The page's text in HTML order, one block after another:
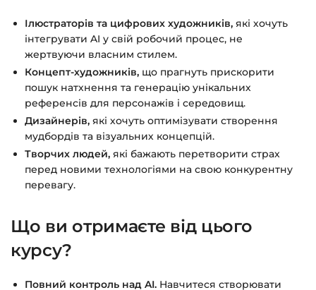
Ілюстраторів та цифрових художників, які хочуть
інтегрувати AI у свій робочий процес, не
жертвуючи власним стилем.
Концепт-художників, що прагнуть прискорити
пошук натхнення та генерацію унікальних
референсів для персонажів і середовищ.
Дизайнерів, які хочуть оптимізувати створення
мудбордів та візуальних концепцій.
Творчих людей, які бажають перетворити страх
перед новими технологіями на свою конкурентну
перевагу.
Що ви отримаєте від цього
курсу?
Повний контроль над AI. Навчитеся створювати